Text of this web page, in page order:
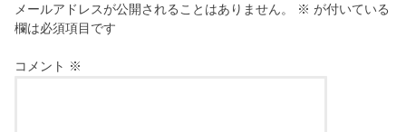
メールアドレスが公開されることはありません。 ※ が付いている
欄は必須項目です
コメント ※